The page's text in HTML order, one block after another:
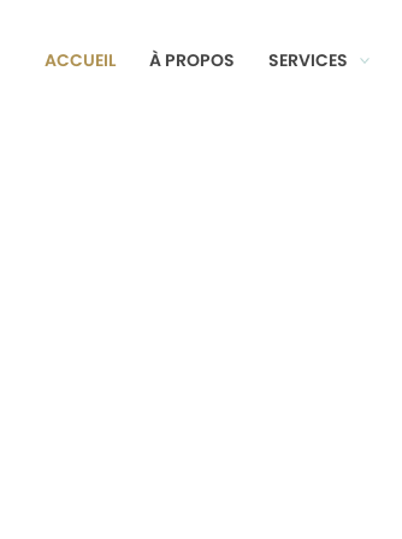
ACCUEIL À PROPOS SERVICES